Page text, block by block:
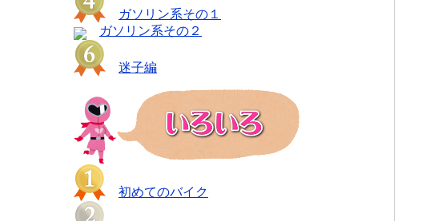
ガソリン系その１
ガソリン系その２
迷子編
初めてのバイク